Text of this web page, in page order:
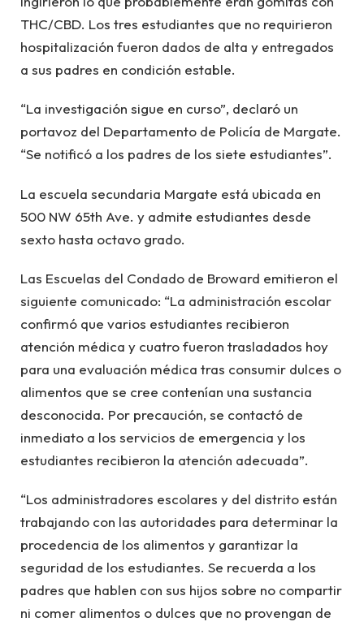
THC/CBD. Los tres estudiantes que no requirieron
hospitalización fueron dados de alta y entregados
a sus padres en condición estable.
“La investigación sigue en curso”, declaró un
portavoz del Departamento de Policía de Margate.
“Se notificó a los padres de los siete estudiantes”.
La escuela secundaria Margate está ubicada en
500 NW 65th Ave. y admite estudiantes desde
sexto hasta octavo grado.
Las Escuelas del Condado de Broward emitieron el
siguiente comunicado: “La administración escolar
confirmó que varios estudiantes recibieron
atención médica y cuatro fueron trasladados hoy
para una evaluación médica tras consumir dulces o
alimentos que se cree contenían una sustancia
desconocida. Por precaución, se contactó de
inmediato a los servicios de emergencia y los
estudiantes recibieron la atención adecuada”.
“Los administradores escolares y del distrito están
trabajando con las autoridades para determinar la
procedencia de los alimentos y garantizar la
seguridad de los estudiantes. Se recuerda a los
padres que hablen con sus hijos sobre no compartir
ni comer alimentos o dulces que no provengan de